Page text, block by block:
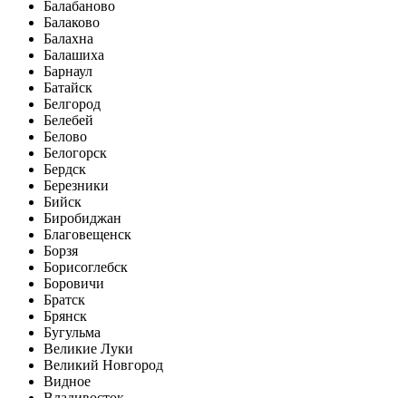
Балабаново
Балаково
Балахна
Балашиха
Барнаул
Батайск
Белгород
Белебей
Белово
Белогорск
Бердск
Березники
Бийск
Биробиджан
Благовещенск
Борзя
Борисоглебск
Боровичи
Братск
Брянск
Бугульма
Великие Луки
Великий Новгород
Видное